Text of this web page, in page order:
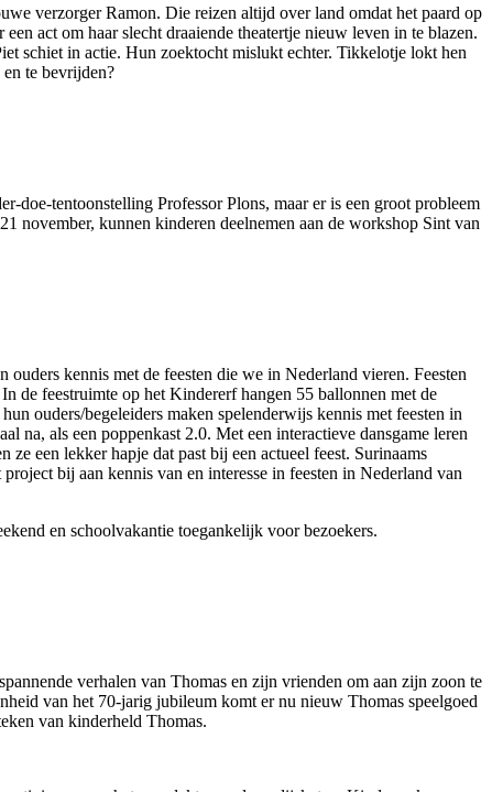
verzorger Ramon. Die reizen altijd over land omdat het paard op
act om haar slecht draaiende theatertje nieuw leven in te blazen.
schiet in actie. Hun zoektocht mislukt echter. Tikkelotje lokt hen
te bevrijden?
doe-tentoonstelling Professor Plons, maar er is een groot probleem
november, kunnen kinderen deelnemen aan de workshop Sint van
kennis met de feesten die we in Nederland vieren. Feesten
de feestruimte op het Kindererf hangen 55 ballonnen met de
ouders/begeleiders maken spelenderwijs kennis met feesten in
na, als een poppenkast 2.0. Met een interactieve dansgame leren
een lekker hapje dat past bij een actueel feest. Surinaams
bij aan kennis van en interesse in feesten in Nederland van
en schoolvakantie toegankelijk voor bezoekers.
verhalen van Thomas en zijn vrienden om aan zijn zoon te
van het 70-jarig jubileum komt er nu nieuw Thomas speelgoed
van kinderheld Thomas.